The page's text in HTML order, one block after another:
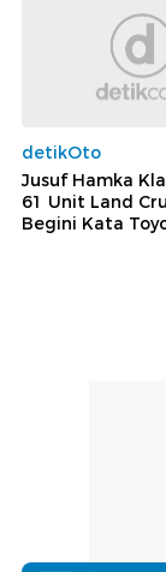
detikOto
Jusuf Hamka
61 Unit Land
Begini Kata